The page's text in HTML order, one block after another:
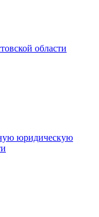
области
юридическую